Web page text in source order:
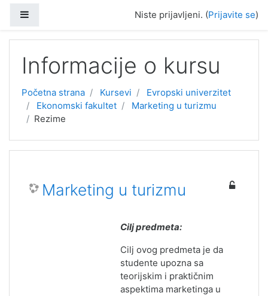
Niste prijavljeni. (Prijavite se)
Informacije o kursu
Početna strana Kursevi
Evropski univerzitet
Ekonomski fakultet
Marketing u turizmu
Rezime
Marketing u turizmu
Cilj predmeta:
Cilj ovog predmeta je da
studente upozna sa
teorijskim i praktičnim
aspektima marketinga u